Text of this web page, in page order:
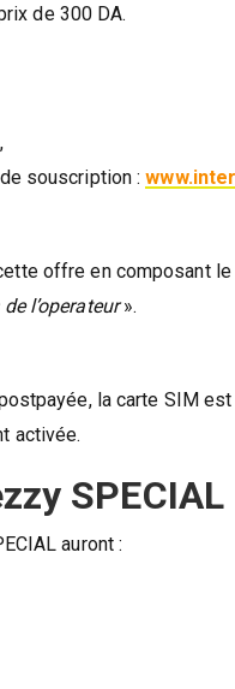
de 300 DA.
souscription :
offre en composant
l’operateur».
la carte SIM
activée.
SPECIAL
auront :